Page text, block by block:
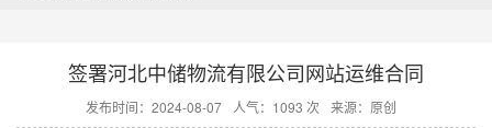
签署河北中储物流有限公司网站运维合同
发布时间：2024-08-07 人气：1093 次 来源：原创